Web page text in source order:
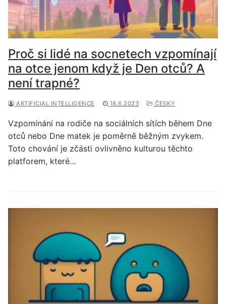
Proč si lidé na socnetech vzpomínají
na otce jenom když je Den otců? A
není trapné?
ARTIFICIAL INTELLIGENCE 18.6.2023 ČESKY
Vzpomínání na rodiče na sociálních sítích během Dne
otců nebo Dne matek je poměrně běžným zvykem.
Toto chování je zčásti ovlivněno kulturou těchto
platforem, které…